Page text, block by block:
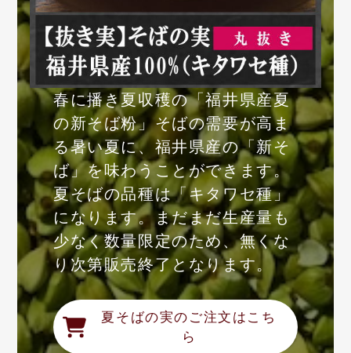
春に播き夏収穫の「福井県産夏
の新そば粉」そばの需要が高ま
る暑い夏に、福井県産の「新そ
ば」を味わうことができます。
夏そばの品種は「キタワセ種」
になります。まだまだ生産量も
少なく数量限定のため、無くな
り次第販売終了となります。
夏そばの実のご注文はこち
ら